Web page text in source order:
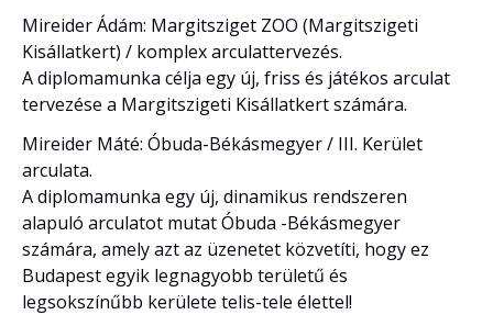
Mireider Ádám: Margitsziget ZOO (Margitszigeti
Kisállatkert) / komplex arculattervezés.
A diplomamunka célja egy új, friss és játékos arculat
tervezése a Margitszigeti Kisállatkert számára.
Mireider Máté: Óbuda-Békásmegyer / III. Kerület
arculata.
A diplomamunka egy új, dinamikus rendszeren
alapuló arculatot mutat Óbuda -Békásmegyer
számára, amely azt az üzenetet közvetíti, hogy ez
Budapest egyik legnagyobb területű és
legsokszínűbb kerülete telis-tele élettel!